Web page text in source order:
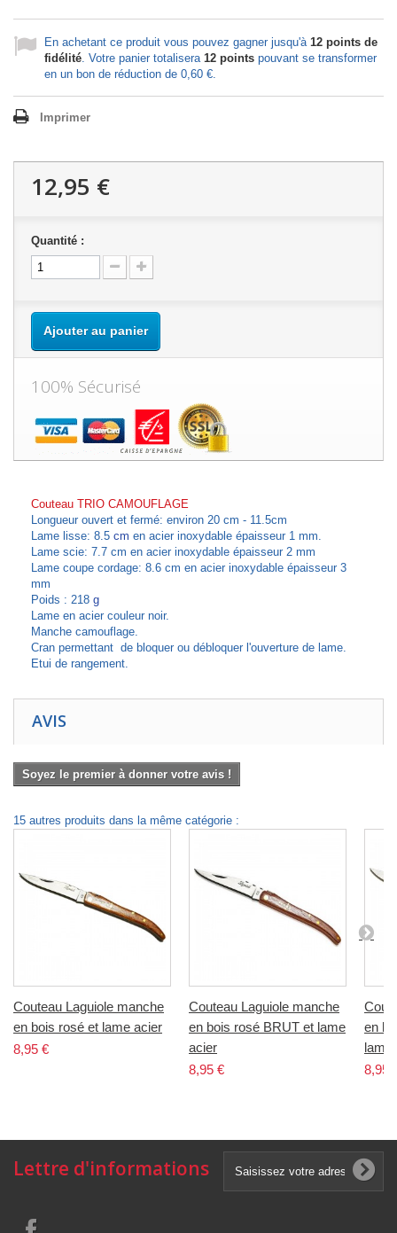
En achetant ce produit vous pouvez gagner jusqu'à 12 points de
fidélité . Votre panier totalisera 12 points pouvant se transformer
en un bon de réduction de 0,60 €
Imprimer
12,95 €
Quantité :
Ajouter au panier
100% Sécurisé
Couteau TRIO CAMOUFLAGE
Longueur ouvert et fermé: environ 20 cm - 11.5cm
Lame lisse: 8.5 cm en acier inoxydable épaisseur 1 mm.
Lame scie: 7.7 cm en acier inoxydable épaisseur 2 mm
Lame coupe cordage: 8.6 cm en acier inoxydable épaisseur 3
mm
Poids : 218 g
Lame en acier couleur noir.
Manche camouflage.
Cran permettant de bloquer ou débloquer l'ouverture de lame.
Etui de rangement.
AVIS
Soyez le premier à donner votre avis !
15 autres produits dans la même catégorie :
Couteau Laguiole manche
en bois rosé et lame acier
8,95 €
Couteau Laguiole manche
en bois rosé BRUT et lame
acier
8,95 €
en
lame
8,95
Lettre d'informations